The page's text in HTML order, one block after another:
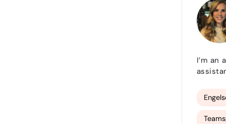
I’m